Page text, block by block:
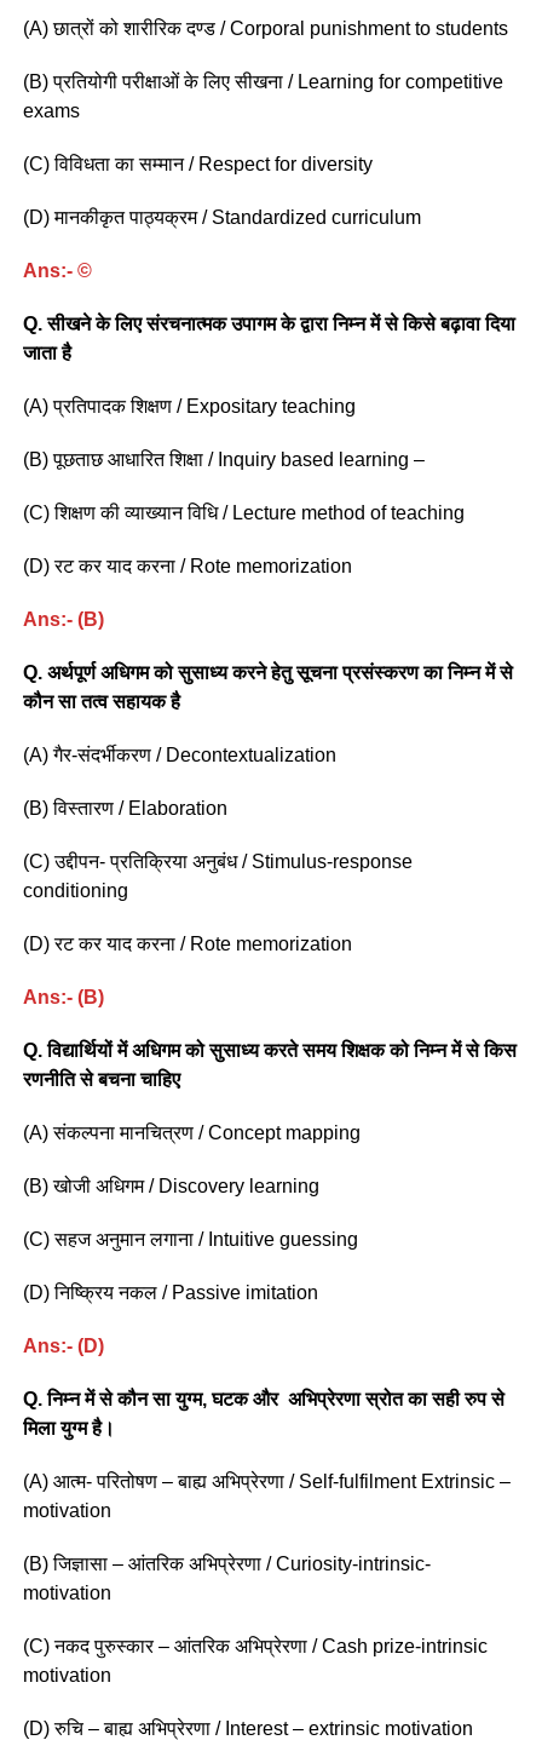
(A) छात्रों को शारीरिक दण्ड / Corporal punishment to students
(B) प्रतियोगी परीक्षाओं के लिए सीखना / Learning for competitive
exams
(C) विविधता का सम्मान / Respect for diversity
(D) मानकीकृत पाठ्यक्रम / Standardized curriculum
Ans:- ©
Q. सीखने के लिए संरचनात्मक उपागम के द्वारा निम्न में से किसे बढ़ावा दिया
जाता है
(A) प्रतिपादक शिक्षण / Expositary teaching
(B) पूछताछ आधारित शिक्षा / Inquiry based learning –
(C) शिक्षण की व्याख्यान विधि / Lecture method of teaching
(D) रट कर याद करना / Rote memorization
Ans:- (B)
Q. अर्थपूर्ण अधिगम को सुसाध्य करने हेतु सूचना प्रसंस्करण का निम्न में से
कौन सा तत्व सहायक है
(A) गैर-संदर्भीकरण / Decontextualization
(B) विस्तारण / Elaboration
(C) उद्दीपन- प्रतिक्रिया अनुबंध / Stimulus-response
conditioning
(D) रट कर याद करना / Rote memorization
Ans:- (B)
Q. विद्यार्थियों में अधिगम को सुसाध्य करते समय शिक्षक को निम्न में से किस
रणनीति से बचना चाहिए
(A) संकल्पना मानचित्रण / Concept mapping
(B) खोजी अधिगम / Discovery learning
(C) सहज अनुमान लगाना / Intuitive guessing
(D) निष्क्रिय नकल / Passive imitation
Ans:- (D)
Q. निम्न में से कौन सा युग्म, घटक और अभिप्रेरणा स्रोत का सही रुप से
मिला युग्म है।
(A) आत्म- परितोषण – बाह्य अभिप्रेरणा / Self-fulfilment Extrinsic –
motivation
(B) जिज्ञासा – आंतरिक अभिप्रेरणा / Curiosity-intrinsic-
motivation
(C) नकद पुरुस्कार – आंतरिक अभिप्रेरणा / Cash prize-intrinsic
motivation
(D) रुचि – बाह्य अभिप्रेरणा / Interest – extrinsic motivation